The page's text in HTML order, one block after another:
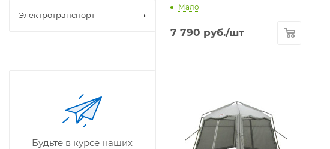
Мало
7 790 руб./шт
Электротранспорт
Будьте в курсе наших